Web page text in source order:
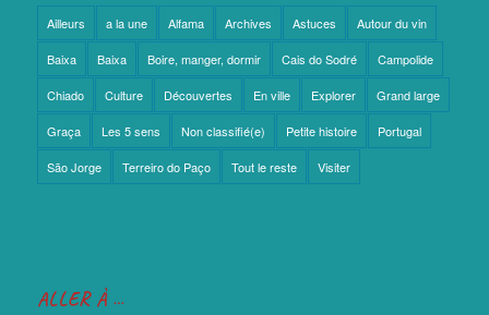
Ailleurs a la une Alfama Archives Astuces Autour du vin
Baixa Baixa Boire, manger, dormir Cais do Sodré Campolide
Chiado Culture Découvertes En ville Explorer Grand large
Graça Les 5 sens Non classifié(e) Petite histoire Portugal
São Jorge Terreiro do Paço Tout le reste Visiter
ALLER À …